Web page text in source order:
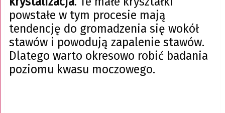
powstałe w tym procesie mają
tendencję do gromadzenia się wokół
stawów i powodują zapalenie stawów.
Dlatego warto okresowo robić badania
poziomu kwasu moczowego.